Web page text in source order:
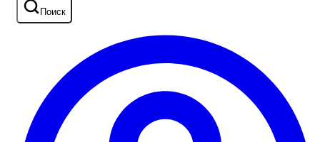
Поиск